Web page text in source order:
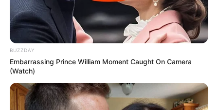
BUZZDAY
Embarrassing Prince William Moment Caught On Camera
(Watch)